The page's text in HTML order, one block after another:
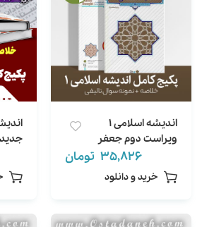
اندیشه اسلامی 1
ویراست دوم جعفر
سبحانی خلاصه +
تستی تالیفی
35,826 تومان
خرید و دانلود
فصل)